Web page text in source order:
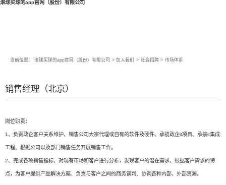
滚球买球的app官网（股份）有限公司
当前位置： 滚球买球的app官网（股份）有限公司 > 加入我们 > 社会招聘 > 市场体系
销售经理（北京）
岗位职责：
1、负责政企客户关系维护、销售公司大宗代理或自有的软件及硬件、承揽政企it项目、承接it集成
工程、根据公司以及部门销售任务开展销售工作。
2、完成各项销售指标、对现有市场和客户进行分析，发现客户的潜在需求、根据客户需求的特
点，为客户提供产品解决方案、负责与客户之间的商务谈判、协调各种内部、外部资源。